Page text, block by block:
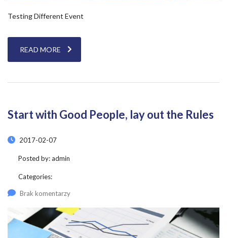
Testing Different Event
READ MORE
Start with Good People, lay out the Rules
2017-02-07
Posted by:admin
Categories:
Brak komentarzy